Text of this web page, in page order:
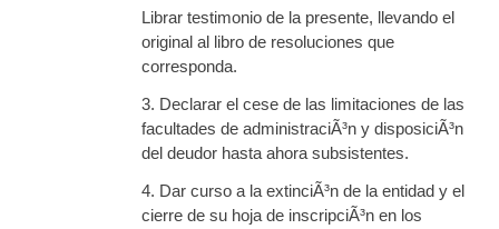
Librar testimonio de la presente, llevando el
original al libro de resoluciones que
corresponda.
3. Declarar el cese de las limitaciones de las
facultades de administraciÃ³n y disposiciÃ³n
del deudor hasta ahora subsistentes.
4. Dar curso a la extinciÃ³n de la entidad y el
cierre de su hoja de inscripciÃ³n en los